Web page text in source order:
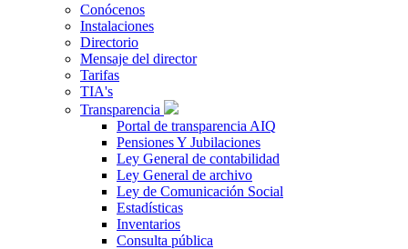
Conócenos
Instalaciones
Directorio
Mensaje del director
Tarifas
TIA's
Transparencia
Portal de transparencia AIQ
Pensiones Y Jubilaciones
Ley General de contabilidad
Ley General de archivo
Ley de Comunicación Social
Estadísticas
Inventarios
Consulta pública